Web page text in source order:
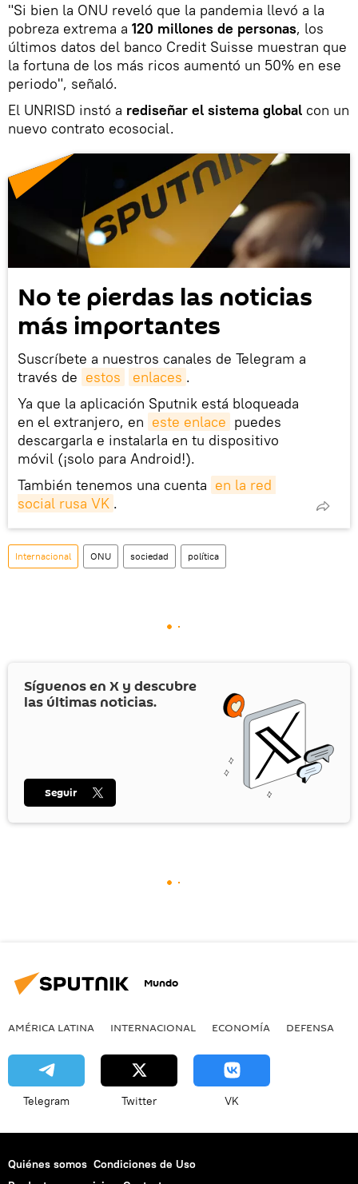
"Si bien la ONU reveló que la pandemia llevó a la
pobreza extrema a 120 millones de personas, los
últimos datos del banco Credit Suisse muestran que
la fortuna de los más ricos aumentó un 50% en ese
periodo", señaló.
El UNRISD instó a rediseñar el sistema global con un
nuevo contrato ecosocial.
No te pierdas las noticias
más importantes
Suscríbete a nuestros canales de Telegram a
través de estos enlaces .
Ya que la aplicación Sputnik está bloqueada
en el extranjero, en este enlace puedes
descargarla e instalarla en tu dispositivo
móvil (¡solo para Android!).
También tenemos una cuenta en la red
social rusa VK .
Internacional ONU sociedad política
Síguenos en X y descubre
las últimas noticias.
Seguir
Mundo
AMÉRICA LATINA INTERNACIONAL ECONOMÍA DEFENSA
Telegram Twitter VK
Quiénes somos Condiciones de Uso